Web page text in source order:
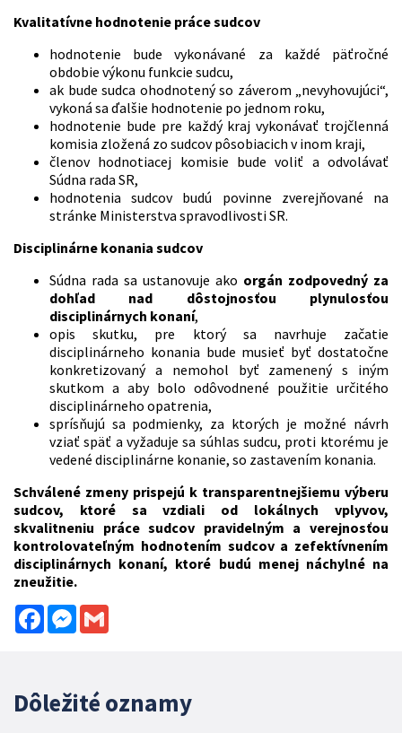
Kvalitatívne hodnotenie práce sudcov
hodnotenie bude vykonávané za každé päťročné
obdobie výkonu funkcie sudcu,
ak bude sudca ohodnotený so záverom „nevyhovujúci“,
vykoná sa ďalšie hodnotenie po jednom roku,
hodnotenie bude pre každý kraj vykonávať trojčlenná
komisia zložená zo sudcov pôsobiacich v inom kraji,
členov hodnotiacej komisie bude voliť a odvolávať
Súdna rada SR,
hodnotenia sudcov budú povinne zverejňované na
stránke Ministerstva spravodlivosti SR.
Disciplinárne konania sudcov
Súdna rada sa ustanovuje ako orgán zodpovedný za
dohľad nad dôstojnosťou plynulosťou
disciplinárnych konaní,
opis skutku, pre ktorý sa navrhuje začatie
disciplinárneho konania bude musieť byť dostatočne
konkretizovaný a nemohol byť zamenený s iným
skutkom a aby bolo odôvodnené použitie určitého
disciplinárneho opatrenia,
sprísňujú sa podmienky, za ktorých je možné návrh
vziať späť a vyžaduje sa súhlas sudcu, proti ktorému je
vedené disciplinárne konanie, so zastavením konania.
Schválené zmeny prispejú k transparentnejšiemu výberu
sudcov, ktoré sa vzdiali od lokálnych vplyvov,
skvalitneniu práce sudcov pravidelným a verejnosťou
kontrolovateľným hodnotením sudcov a zefektívnením
disciplinárnych konaní, ktoré budú menej náchylné na
zneužitie.
FacebookMessenger
Dôležité oznamy